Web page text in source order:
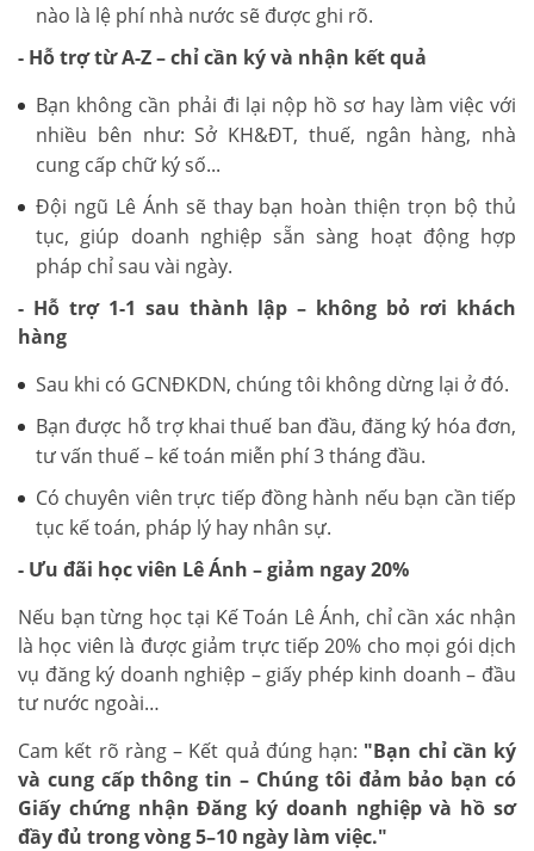
nào là lệ phí nhà nước sẽ được ghi rõ.
- Hỗ trợ từ A-Z – chỉ cần ký và nhận kết quả
Bạn không cần phải đi lại nộp hồ sơ hay làm việc với
nhiều bên như: Sở KH&ĐT, thuế, ngân hàng, nhà
cung cấp chữ ký số...
Đội ngũ Lê Ánh sẽ thay bạn hoàn thiện trọn bộ thủ
tục, giúp doanh nghiệp sẵn sàng hoạt động hợp
pháp chỉ sau vài ngày.
- Hỗ trợ 1-1 sau thành lập – không bỏ rơi khách
hàng
Sau khi có GCNĐKDN, chúng tôi không dừng lại ở đó.
Bạn được hỗ trợ khai thuế ban đầu, đăng ký hóa đơn,
tư vấn thuế – kế toán miễn phí 3 tháng đầu.
Có chuyên viên trực tiếp đồng hành nếu bạn cần tiếp
tục kế toán, pháp lý hay nhân sự.
- Ưu đãi học viên Lê Ánh – giảm ngay 20%
Nếu bạn từng học tại Kế Toán Lê Ánh, chỉ cần xác nhận
là học viên là được giảm trực tiếp 20% cho mọi gói dịch
vụ đăng ký doanh nghiệp – giấy phép kinh doanh – đầu
tư nước ngoài…
Cam kết rõ ràng – Kết quả đúng hạn: "Bạn chỉ cần ký
và cung cấp thông tin – Chúng tôi đảm bảo bạn có
Giấy chứng nhận Đăng ký doanh nghiệp và hồ sơ
đầy đủ trong vòng 5–10 ngày làm việc."